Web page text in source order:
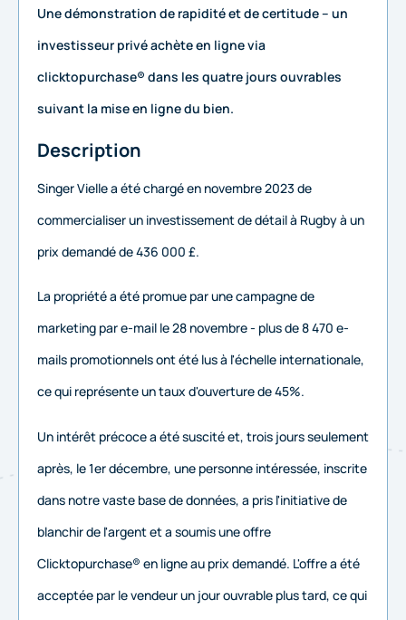
Une démonstration de rapidité et de certitude – un
investisseur privé achète en ligne via
clicktopurchase® dans les quatre jours ouvrables
suivant la mise en ligne du bien.
Description
Singer Vielle a été chargé en novembre 2023 de
commercialiser un investissement de détail à Rugby à un
prix demandé de 436 000 £.
La propriété a été promue par une campagne de
marketing par e-mail le 28 novembre - plus de 8 470 e-
mails promotionnels ont été lus à l'échelle internationale,
ce qui représente un taux d'ouverture de 45%.
Un intérêt précoce a été suscité et, trois jours seulement
après, le 1er décembre, une personne intéressée, inscrite
dans notre vaste base de données, a pris l'initiative de
blanchir de l'argent et a soumis une offre
Clicktopurchase® en ligne au prix demandé. L'offre a été
acceptée par le vendeur un jour ouvrable plus tard, ce qui